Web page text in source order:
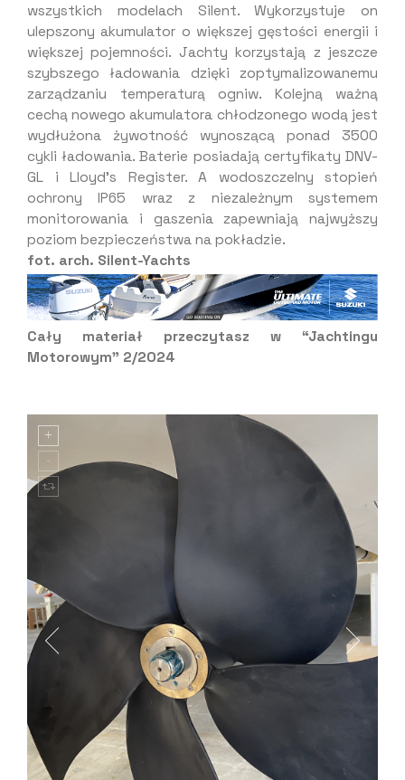
wszystkich modelach Silent. Wykorzystuje on
ulepszony akumulator o większej gęstości energii i
większej pojemności. Jachty korzystają z jeszcze
szybszego ładowania dzięki zoptymalizowanemu
zarządzaniu temperaturą ogniw. Kolejną ważną
cechą nowego akumulatora chłodzonego wodą jest
wydłużona żywotność wynoszącą ponad 3500
cykli ładowania. Baterie posiadają certyfikaty DNV-
GL i Lloyd’s Register. A wodoszczelny stopień
ochrony IP65 wraz z niezależnym systemem
monitorowania i gaszenia zapewniają najwyższy
poziom bezpieczeństwa na pokładzie.
fot. arch. Silent-Yachts
Cały materiał przeczytasz w “Jachtingu
Motorowym” 2/2024